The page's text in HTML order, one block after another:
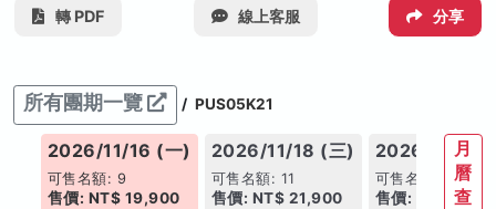
轉 PDF 線上客服 分享
所有團期一覽 / PUS05K21
2026/11/16 (一)
可售名額: 9
售價: NT$ 19,900
2026/11/18 (三)
可售名額: 11
售價: NT$ 21,900
2026/11/19 (
可售名額: 15
售價: NT$
月
曆
查